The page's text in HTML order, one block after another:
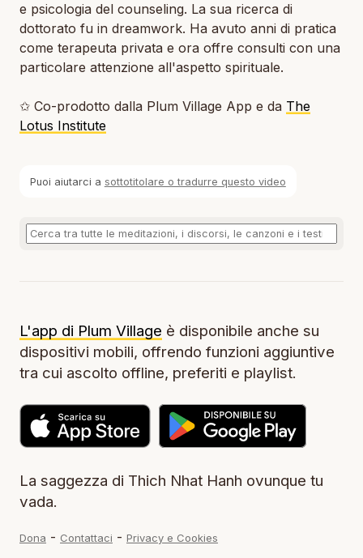
e psicologia del counseling. La sua ricerca di
dottorato fu in dreamwork. Ha avuto anni di pratica
come terapeuta privata e ora offre consulti con una
particolare attenzione all'aspetto spirituale.
✩ Co-prodotto dalla Plum Village App e da The
Lotus Institute
Puoi aiutarci a sottotitolare o tradurre questo video
L'app di Plum Village è disponibile anche su
dispositivi mobili, offrendo funzioni aggiuntive
tra cui ascolto offline, preferiti e playlist.
La saggezza di Thich Nhat Hanh ovunque tu
vada.
Dona - Contattaci - Privacy e Cookies